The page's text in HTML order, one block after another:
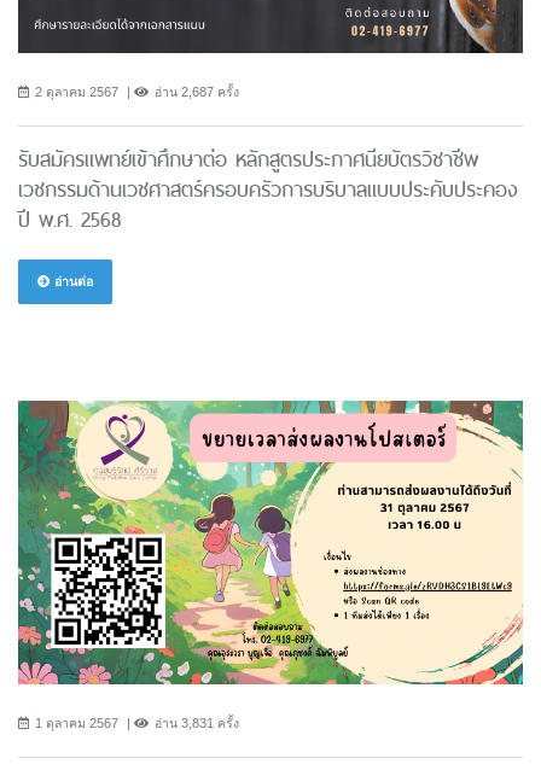
2 ตุลาคม 2567 อ่าน 2,687 ครั้ง
รับสมัครแพทย์เข้าศึกษาต่อ หลักสูตรประกาศนียบัตรวิชาชีพ
เวชกรรมด้านเวชศาสตร์ครอบครัวการบริบาลแบบประคับประคอง
ปี พ.ศ. 2568
อ่านต่อ
1 ตุลาคม 2567 อ่าน 3,831 ครั้ง